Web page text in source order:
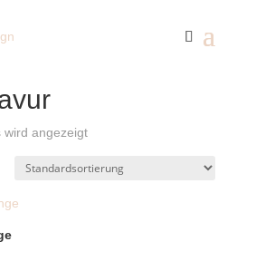
wird angezeigt